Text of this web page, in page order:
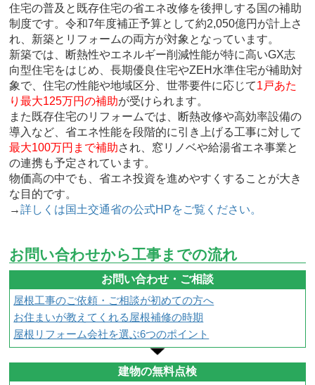
住宅の普及と既存住宅の省エネ改修を後押しする国の補助
制度です。令和7年度補正予算として約2,050億円が計上さ
れ、新築とリフォームの両方が対象となっています。
新築では、断熱性やエネルギー削減性能が特に高いGX志
向型住宅をはじめ、長期優良住宅やZEH水準住宅が補助対
象で、住宅の性能や地域区分、世帯要件に応じて1戸あた
り最大125万円の補助が受けられます。
また既存住宅のリフォームでは、断熱改修や高効率設備の
導入など、省エネ性能を段階的に引き上げる工事に対して
最大100万円まで補助され、窓リノベや給湯省エネ事業と
の連携も予定されています。
物価高の中でも、省エネ投資を進めやすくすることが大き
な目的です。
→詳しくは国土交通省の公式HPをご覧ください。
お問い合わせから工事までの流れ
お問い合わせ・ご相談
屋根工事のご依頼・ご相談が初めての方へ
お住まいが教えてくれる屋根補修の時期
屋根リフォーム会社を選ぶ6つのポイント
建物の無料点検